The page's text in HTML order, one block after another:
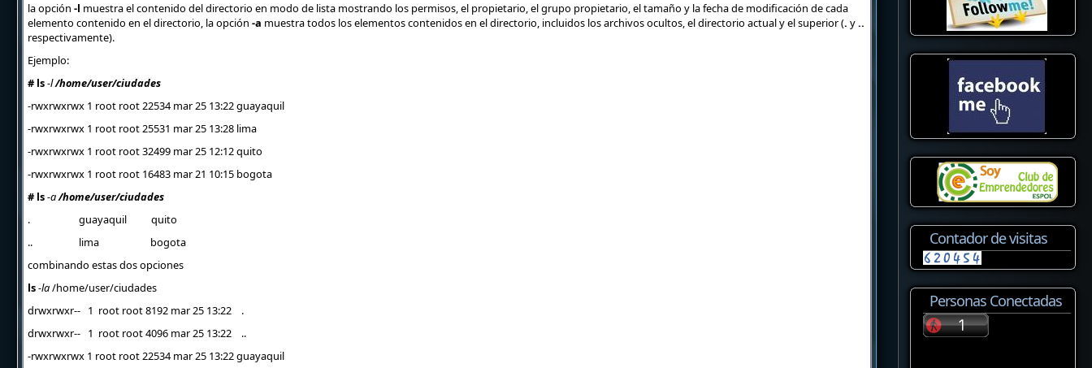
la opción -l muestra el contenido del directorio en modo de lista mostrando los permisos, el propietario, el grupo propietario, el tamaño y la fecha de modificación de cada
elemento contenido en el directorio, la opción -a muestra todos los elementos contenidos en el directorio, incluidos los archivos ocultos, el directorio actual y el superior (. y..
respectivamente).
Ejemplo:
# ls-l/home/user/ciudades
-rwxrwxrwx 1 root root 22534 mar 25 13:22 guayaquil
-rwxrwxrwx 1 root root 25531 mar 25 13:28 lima
-rwxrwxrwx 1 root root 32499 mar 25 12:12 quito
-rwxrwxrwx 1 root root 16483 mar 21 10:15 bogota
# ls-a/home/user/ciudades
. guayaquil quito
.. lima bogota
combinando estas dos opciones
ls-la/home/user/ciudades
drwxrwxr-- 1 root root 8192 mar 25 13:22 .
drwxrwxr-- 1 root root 4096 mar 25 13:22 ..
-rwxrwxrwx 1 root root 22534 mar 25 13:22 guayaquil
Contador de visitas
Personas Conectadas